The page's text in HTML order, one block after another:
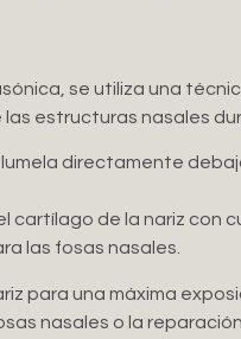
se utiliza una
estructuras nasales
directamente
cartílago de la nariz con
las fosas nasales.
para una máxima
nasales o la